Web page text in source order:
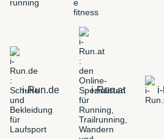
i-Run.de i-Run.at